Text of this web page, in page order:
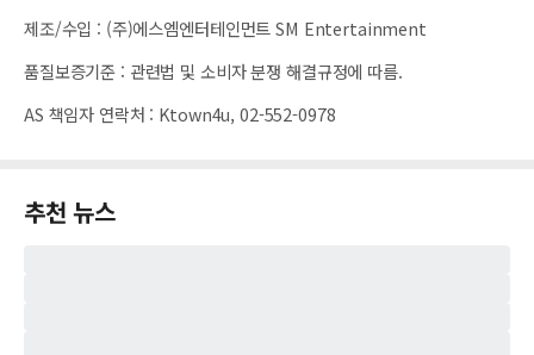
제조/수입 : (주)에스엠엔터테인먼트 SM Entertainment
품질보증기준 : 관련법 및 소비자 분쟁 해결규정에 따름.
AS 책임자 연락처 : Ktown4u, 02-552-0978
추천 뉴스